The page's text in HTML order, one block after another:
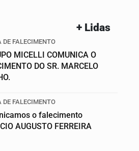
+ Lidas
DE FALECIMENTO
MICELLI COMUNICA O
DO SR. MARCELO
DE FALECIMENTO
o falecimento
AUGUSTO FERREIRA